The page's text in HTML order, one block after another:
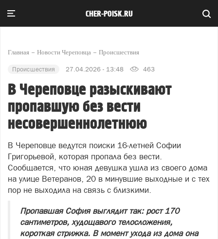
CHER-POISK.RU
Главная Новости Череповца Происшествия
Происшествия 27.04.2026 - 13:48 463
В Череповце разыскивают
пропавшую без вести
несовершеннолетнюю
В Череповце ведутся поиски 16‑летней Софии
Григорьевой, которая пропала без вести.
Сообщается, что юная девушка ушла из своего дома
на улице Ветеранов, 20 в минувшие выходные и с тех
пор не выходила на связь с близкими.
Пропавшая София выглядит так: рост 170
сантиметров, худощавого телосложения,
короткая стрижка. В момент ухода из дома она